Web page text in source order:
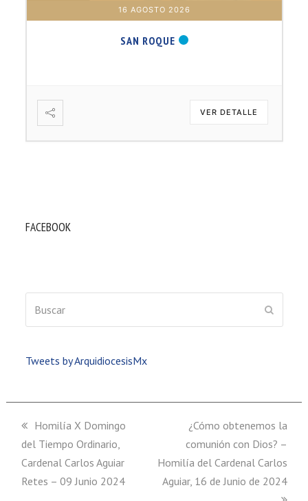
17 AGOSTO 2026
B. BARTOLOMÉ DÍAS LAUREL
VER DETALLE
FACEBOOK
Tweets by ArquidiocesisMx
previous
post:
Homilía X Domingo
del Tiempo Ordinario,
Cardenal Carlos Aguiar
Retes – 09 Junio 2024
next
post:
¿Cómo obtenemos la
comunión con Dios? –
Homilía del Cardenal Carlos
Aguiar, 16 de Junio de 2024